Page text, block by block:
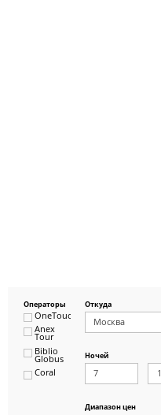
Операторы
OneTouch&Travel
Anex
Tour
Biblio
Globus
Coral
Откуда
Ночей
Диапазон цен